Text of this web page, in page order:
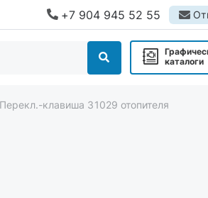
+7 904 945 52 55
каталоги
Перекл.-клавиша 31029 отопителя